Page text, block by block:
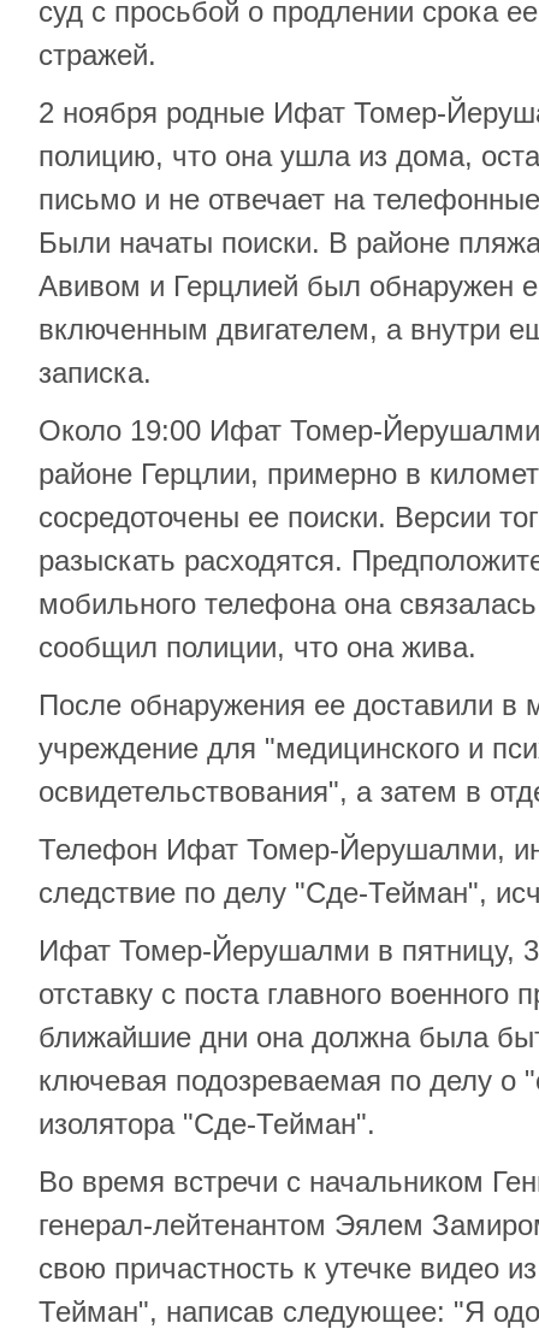
суд с просьбой о продлении срока
стражей.
2 ноября родные Ифат Томер-
полицию, что она ушла из дома,
письмо и не отвечает на
Были начаты поиски. В районе
Авивом и Герцлией был обнаружен
включенным двигателем, а внутри
записка.
Около 19:00 Ифат Томер-
районе Герцлии, примерно в
сосредоточены ее поиски. Версии
разыскать расходятся.
мобильного телефона она
сообщил полиции, что она жива.
После обнаружения ее доставили в
учреждение для "медицинского и
освидетельствования", а затем в
Телефон Ифат Томер-Йерушалми,
следствие по делу "Сде-Тейман",
Ифат Томер-Йерушалми в пятницу,
отставку с поста главного военного
ближайшие дни она должна была
ключевая подозреваемая по делу о
изолятора "Сде-Тейман".
Во время встречи с начальником
генерал-лейтенантом Эялем
свою причастность к утечке видео
Тейман", написав следующее: "Я